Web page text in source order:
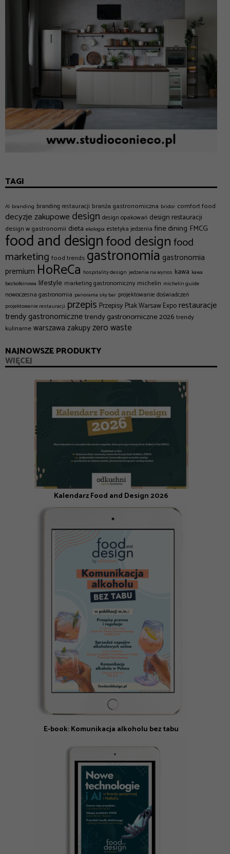
TAGI
AI branding branding restauracji branża gastronomiczna bridor comfort food
decyzje zakupowe design design opakowań design restauracji
design w gastronomii dieta ekologia estetyka jedzenia fine dining FMCG
food and designfood designfood
marketing food trends gastronomia gastronomia
premium HoReCa hospitality design jedzenie na wynos kawa kawa
bezkofeinowa lifestyle marketing gastronomiczny michelin michelin guide
nowoczesna gastronomia panorama sky bar projektowanie doświadczeń
projektowanie restauracji przepis Przepisy Ptak Warsaw Exporestauracje
trendy gastronomicznetrendy gastronomiczne 2026trendy
kulinarnewarszawa zakupyzero waste
NAJNOWSZE PRODUKTY
WIĘCEJ
Kalendarz Food and Design 2026
E-book: Komunikacja alkoholu bez tabu